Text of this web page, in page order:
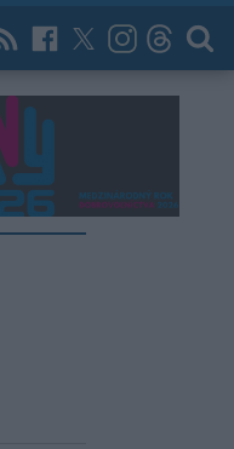
News Now Archív